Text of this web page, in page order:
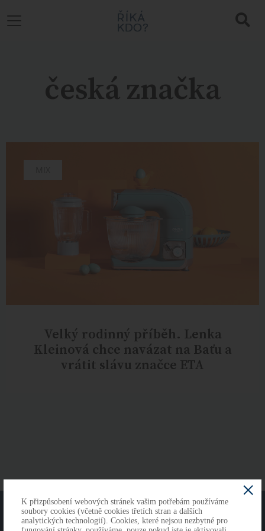
česká značka
Velký rodinný příběh. Lenka
Kleinová chce navázat na Baťu a
vrátit slávu značce ETA
O NÁS KONTAKTY
K přizpůsobení webových stránek vašim potřebám používáme
soubory cookies (včetně cookies třetích stran a dalších
analytických technologií). Cookies, které nejsou nezbytné pro